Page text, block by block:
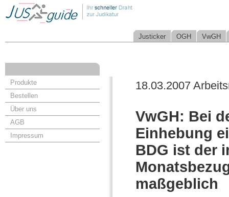
Justicker OGH VwGH
Produkte
Bestellen
Über uns
AGB
Impressum
18.03.2007
VwGH: Bei
Einhebung
BDG ist der
maßgeblich